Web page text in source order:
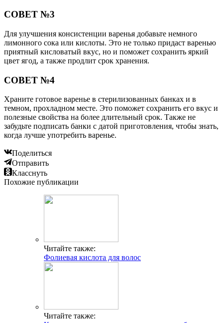
СОВЕТ №3
Для улучшения консистенции варенья добавьте немного
лимонного сока или кислоты. Это не только придаст варенью
приятный кисловатый вкус, но и поможет сохранить яркий
цвет ягод, а также продлит срок хранения.
СОВЕТ №4
Храните готовое варенье в стерилизованных банках и в
темном, прохладном месте. Это поможет сохранить его вкус и
полезные свойства на более длительный срок. Также не
забудьте подписать банки с датой приготовления, чтобы знать,
когда лучше употребить варенье.
Поделиться
Отправить
Класснуть
Похожие публикации
Читайте также:
Фолиевая кислота для волос
Читайте также: